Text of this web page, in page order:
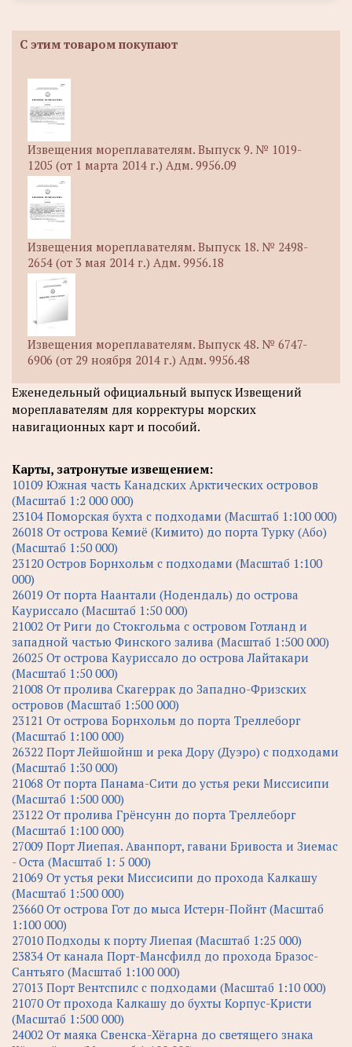
С этим товаром покупают
Извещения мореплавателям. Выпуск 9. № 1019-
1205 (от 1 марта 2014 г.) Адм. 9956.09
Извещения мореплавателям. Выпуск 18. № 2498-
2654 (от 3 мая 2014 г.) Адм. 9956.18
Извещения мореплавателям. Выпуск 48. № 6747-
6906 (от 29 ноября 2014 г.) Адм. 9956.48
Еженедельный официальный выпуск Извещений
мореплавателям для корректуры морских
навигационных карт и пособий.
Карты, затронутые извещением:
10109 Южная часть Канадских Арктических островов
(Масштаб 1:2 000 000)
23104 Поморская бухта с подходами (Масштаб 1:100 000)
26018 От острова Кемиё (Кимито) до порта Турку (Або)
(Масштаб 1:50 000)
23120 Остров Борнхольм с подходами (Масштаб 1:100
000)
26019 От порта Наантали (Нодендаль) до острова
Кауриссало (Масштаб 1:50 000)
21002 От Риги до Стокгольма с островом Готланд и
западной частью Финского залива (Масштаб 1:500 000)
26025 От острова Кауриссало до острова Лайтакари
(Масштаб 1:50 000)
21008 От пролива Скагеррак до Западно-Фризских
островов (Масштаб 1:500 000)
23121 От острова Борнхольм до порта Треллеборг
(Масштаб 1:100 000)
26322 Порт Лейшойнш и река Дору (Дуэро) с подходами
(Масштаб 1:30 000)
21068 От порта Панама-Сити до устья реки Миссисипи
(Масштаб 1:500 000)
23122 От пролива Грёнсунн до порта Треллеборг
(Масштаб 1:100 000)
27009 Порт Лиепая. Аванпорт, гавани Бривоста и Зиемас
- Оста (Масштаб 1: 5 000)
21069 От устья реки Миссисипи до прохода Калкашу
(Масштаб 1:500 000)
23660 От острова Гот до мыса Истерн-Пойнт (Масштаб
1:100 000)
27010 Подходы к порту Лиепая (Масштаб 1:25 000)
23834 От канала Порт-Мансфилд до прохода Бразос-
Сантьяго (Масштаб 1:100 000)
27013 Порт Вентспилс с подходами (Масштаб 1:10 000)
21070 От прохода Калкашу до бухты Корпус-Кристи
(Масштаб 1:500 000)
24002 От маяка Свенска-Хёгарна до светящего знака